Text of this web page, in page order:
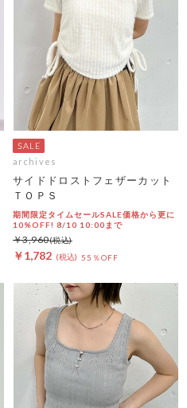
archives
サイドドロストフェザーカット
ＴＯＰＳ
期間限定タイムセールSALE価格から更に
10%OFF! 8/10 10:00まで
￥1,782 55％OFF
￥3,960